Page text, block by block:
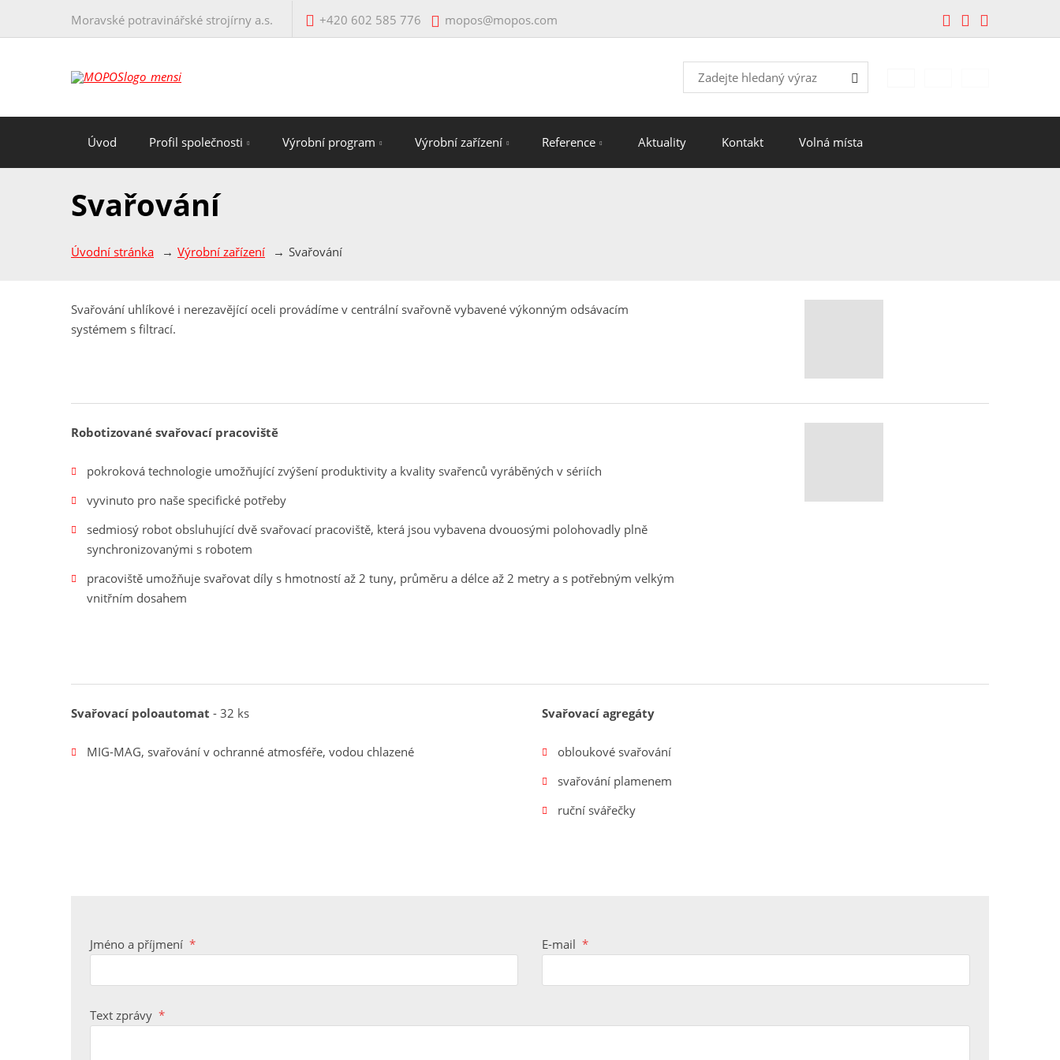
Moravské potravinářské strojírny a.s. +420 602 585 776 mopos@mopos.com
Vyhledávání Hledat
Úvod Profil společnosti Výrobní program Výrobní zařízení Reference Aktuality Kontakt Volná místa
Svařování
Úvodní stránka Výrobní zařízení Svařování
Svařování uhlíkové i nerezavějící oceli provádíme v centrální svařovně vybavené výkonným odsávacím
systémem s filtrací.
Robotizované svařovací pracoviště
pokroková technologie umožňující zvýšení produktivity a kvality svařenců vyráběných v sériích
vyvinuto pro naše specifické potřeby
sedmiosý robot obsluhující dvě svařovací pracoviště, která jsou vybavena dvouosými polohovadly plně
synchronizovanými s robotem
pracoviště umožňuje svařovat díly s hmotností až 2 tuny, průměru a délce až 2 metry a s potřebným velkým
vnitřním dosahem
Svařovací poloautomat - 32 ks
MIG-MAG, svařování v ochranné atmosféře, vodou chlazené
Svařovací agregáty
obloukové svařování
svařování plamenem
ruční svářečky
Jméno a příjmení * E-mail *
Text zprávy *